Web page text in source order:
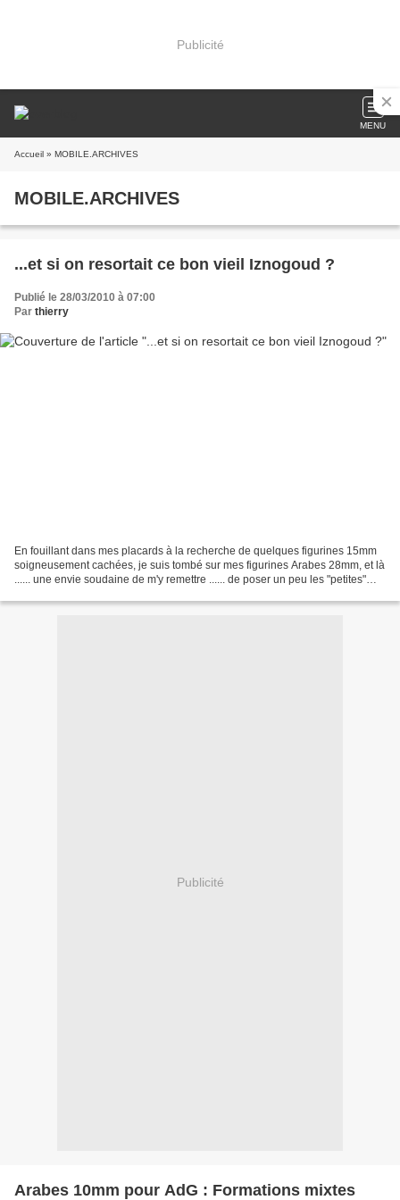
Publicité
MENU
Accueil » MOBILE.ARCHIVES
MOBILE.ARCHIVES
...et si on resortait ce bon vieil Iznogoud ?
Publié le 28/03/2010 à 07:00
Par thierry
En fouillant dans mes placards à la recherche de quelques figurines 15mm
soigneusement cachées, je suis tombé sur mes figurines Arabes 28mm, et là
...... une envie soudaine de m'y remettre ...... de poser un peu les "petites"
Publicité
Arabes 10mm pour AdG : Formations mixtes